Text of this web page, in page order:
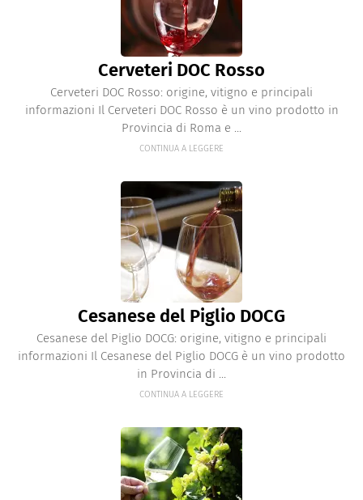
Cerveteri DOC Rosso
Cerveteri DOC Rosso: origine, vitigno e principali
informazioni Il Cerveteri DOC Rosso è un vino prodotto in
Provincia di Roma e ...
CONTINUA A LEGGERE
Cesanese del Piglio DOCG
Cesanese del Piglio DOCG: origine, vitigno e principali
informazioni Il Cesanese del Piglio DOCG è un vino prodotto
in Provincia di ...
CONTINUA A LEGGERE